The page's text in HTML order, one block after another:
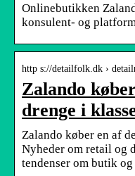
Onlinebutikken
konsulent- og
http s://detailfolk.dk ›
Zalando
drenge i
Zalando køber en af
Nyheder om retail og
tendenser om butik